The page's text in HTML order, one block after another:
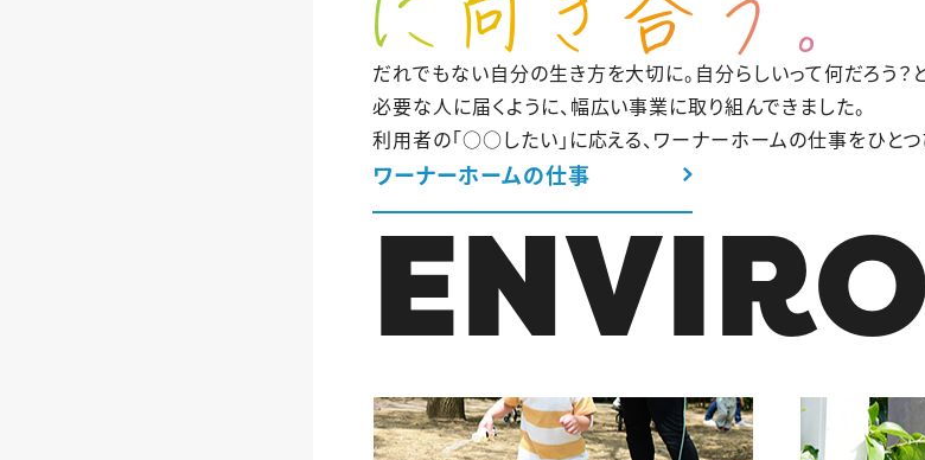
だれでもない自分の生き方を大切に。自分らしいって何だろう
必要な人に届くように、幅広い事業に取り組んできました。
利用者の「○○したい」に応える、ワーナーホームの仕事をひとつ
ワーナーホームの仕事